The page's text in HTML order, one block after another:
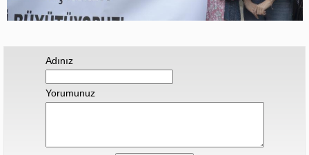
Adınız
Yorumunuz